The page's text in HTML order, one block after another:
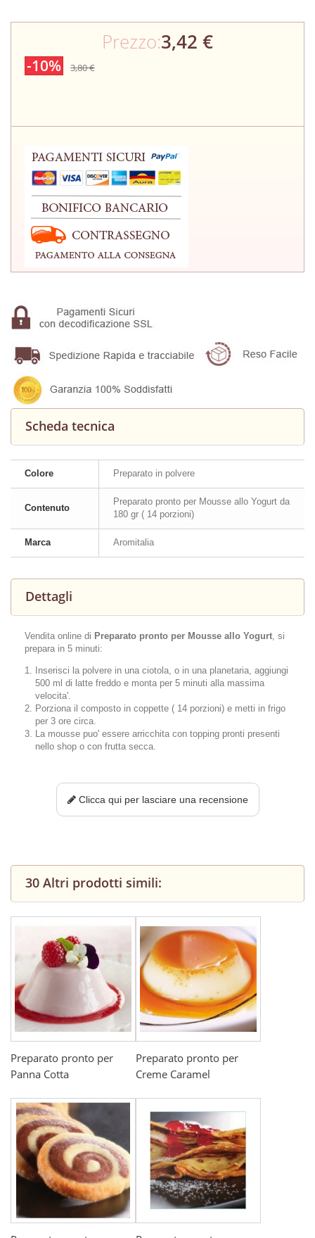
Prezzo:3,42 €
-10% 3,80 €
Scheda tecnica
Colore Preparato in polvere
Contenuto
Preparato pronto per Mousse allo Yogurt da
180 gr ( 14 porzioni)
Marca Aromitalia
Dettagli
Vendita online di Preparato pronto per Mousse allo Yogurt, si
prepara in 5 minuti:
Inserisci la polvere in una ciotola, o in una planetaria, aggiungi
500 ml di latte freddo e monta per 5 minuti alla massima
velocita'.
Porziona il composto in coppette ( 14 porzioni) e metti in frigo
per 3 ore circa.
La mousse puo' essere arricchita con topping pronti presenti
nello shop o con frutta secca.
Clicca qui per lasciare una recensione
30 Altri prodotti simili:
Preparato pronto per
Panna Cotta
Preparato pronto per
Creme Caramel